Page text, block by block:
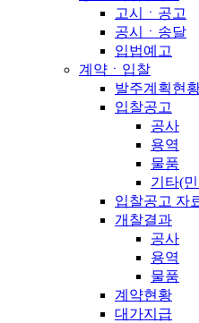
고시ㆍ공고
공시ㆍ송달
입법예고
계약ㆍ입찰
발주계획현
입찰공고
공사
용역
물품
기타(
입찰공고 자
개찰결과
공사
용역
물품
계약현황
대가지급